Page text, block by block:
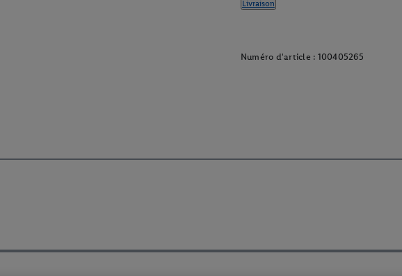
Livraison
Numéro d'article : 100405265